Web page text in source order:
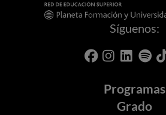
Síguenos:
Programas
Grado